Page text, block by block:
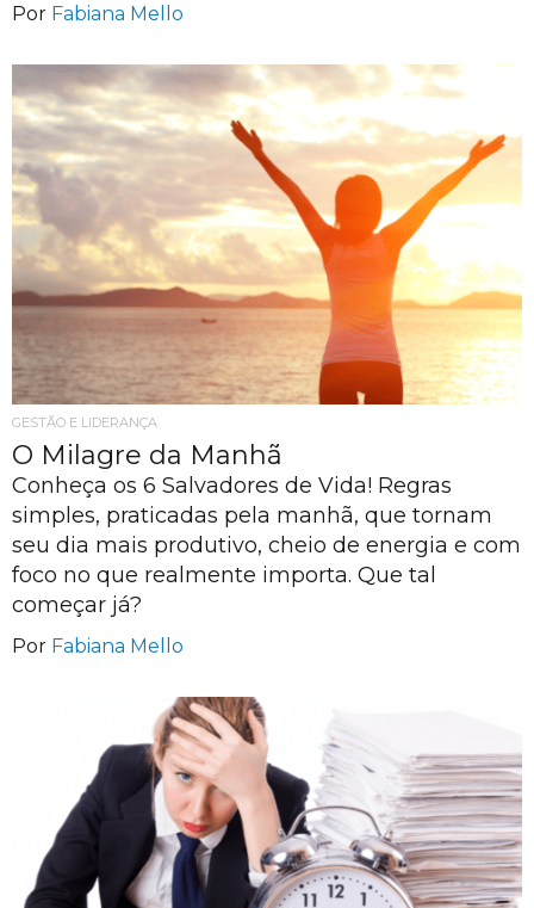
Por Fabiana Mello
GESTÃO E LIDERANÇA
O Milagre da Manhã
Conheça os 6 Salvadores de Vida! Regras
simples, praticadas pela manhã, que tornam
seu dia mais produtivo, cheio de energia e com
foco no que realmente importa. Que tal
começar já?
Por Fabiana Mello